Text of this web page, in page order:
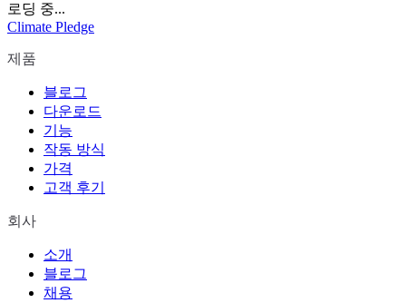
로딩 중...
Climate Pledge
제품
블로그
다운로드
기능
작동 방식
가격
고객 후기
회사
소개
블로그
채용